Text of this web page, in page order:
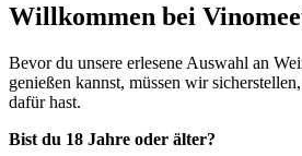
Willkommen bei
Bevor du unsere erlesene Auswahl an
genießen kannst, müssen wir
dafür hast.
Bist du 18 Jahre oder älter?